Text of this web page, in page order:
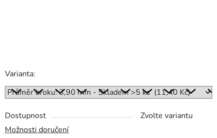
Varianta:
Dostupnost
Zvolte variantu
Možnosti doručení